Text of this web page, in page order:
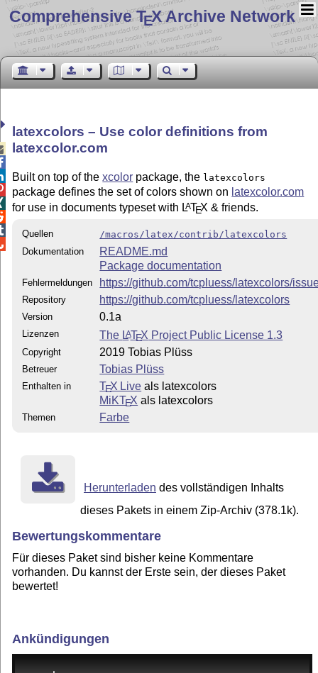
Comprehensive TEX Archive Network
latexcolors – Use color definitions from
latexcolor.com
Built on top of thexcolor package, the latexcolors
package defines the set of colors shown on latexcolor.com
for use in documents typeset with LATEX & friends.
Quellen
/macros/latex/contrib/latexcolors
Dokumentation
README.md
Package documentation
Fehlermeldungen https://github.com/tcpluess/latexcolors/
Repository https://github.com/tcpluess/latexcolors
Version 0.1a
Lizenzen The LATEX Project Public License 1.3
Copyright 2019 Tobias Plüss
Betreuer Tobias Plüss
Enthalten in TEX Live als latexcolors
MiKTEX als latexcolors
Themen Farbe
Herunterladen des vollständigen Inhalts
dieses Pakets in einem Zip-Archiv (378.1k).
Bewertungskommentare
Für dieses Paket sind bisher keine Kommentare
vorhanden. Du kannst der Erste sein, der dieses Paket
bewertet!
Ankündigungen